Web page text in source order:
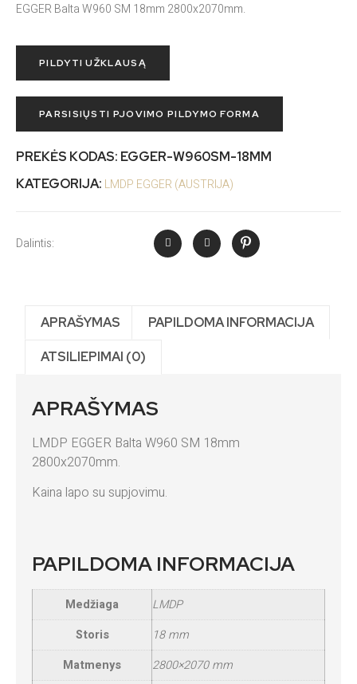
EGGER Balta W960 SM 18mm 2800x2070mm.
PILDYTI UŽKLAUSĄ
PARSISIŲSTI PJOVIMO PILDYMO FORMA
PREKĖS KODAS: EGGER-W960SM-18MM
KATEGORIJA: LMDP EGGER (AUSTRIJA)
Dalintis:
APRAŠYMAS PAPILDOMA INFORMACIJA
ATSILIEPIMAI (0)
APRAŠYMAS
LMDP EGGER Balta W960 SM 18mm
2800x2070mm.
Kaina lapo su supjovimu.
PAPILDOMA INFORMACIJA
Medžiaga
LMDP
Storis
18 mm
Matmenys
2800×2070 mm